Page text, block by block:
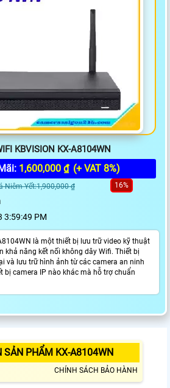
KBVISION KX-A8104WN
1,600,000 ₫ (+ VAT 8%)
Niêm Yết:1,900,000 ₫ 16%
PM
là một thiết bị lưu trữ video kỹ thuật
khả năng kết nối không dây Wifi. Thiết bị
và lưu trữ hình ảnh từ các camera an ninh
bị camera IP nào khác mà hỗ trợ chuẩn
SẢN PHẨM KX-A8104WN
CHÍNH SÁCH BẢO HÀNH